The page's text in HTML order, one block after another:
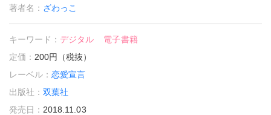
著者名： ざわっこ
キーワード：デジタル
電子書籍
定価： 200円（税抜）
レーベル：恋愛宣言
出版社：双葉社
発売日： 2018.11.03